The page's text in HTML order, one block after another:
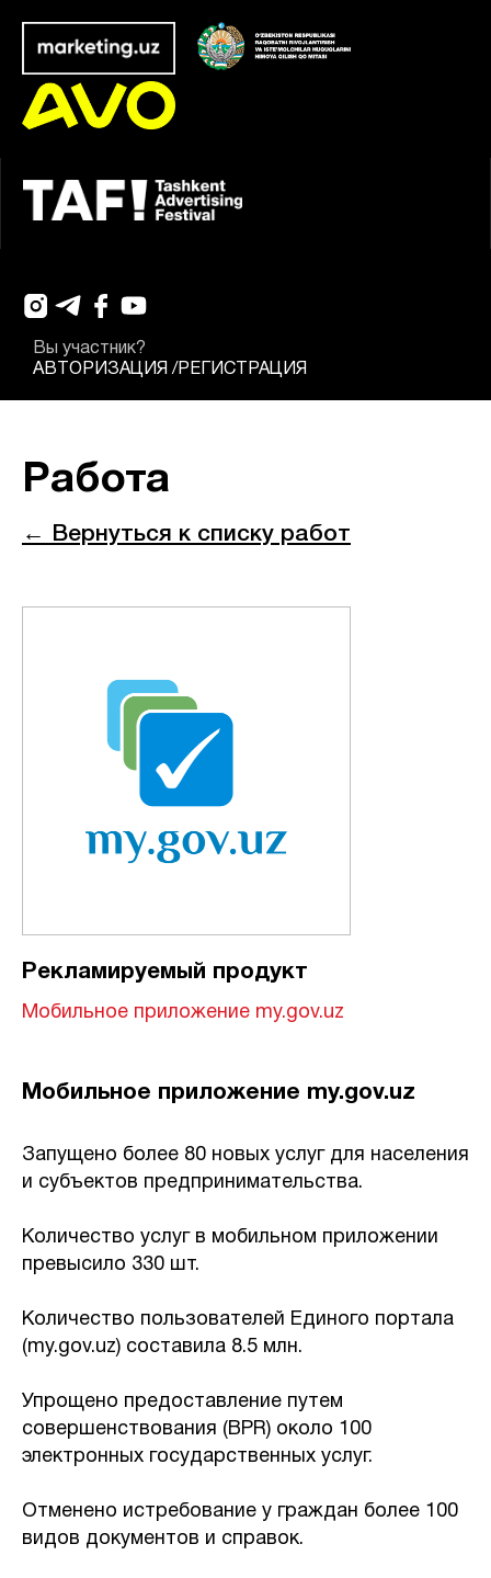
Вы участник?
АВТОРИЗАЦИЯ / РЕГИСТРАЦИЯ
Работа
← Вернуться к списку работ
Рекламируемый продукт
Мобильное приложение my.gov.uz
Мобильное приложение my.gov.uz
Запущено более 80 новых услуг для населения
и субъектов предпринимательства.
Количество услуг в мобильном приложении
превысило 330 шт.
Количество пользователей Единого портала
(my.gov.uz) составила 8.5 млн.
Упрощено предоставление путем
совершенствования (BPR) около 100
электронных государственных услуг.
Отменено истребование у граждан более 100
видов документов и справок.